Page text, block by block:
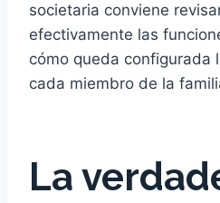
societaria conviene
efectivamente las
cómo queda configurada
cada miembro de la
La